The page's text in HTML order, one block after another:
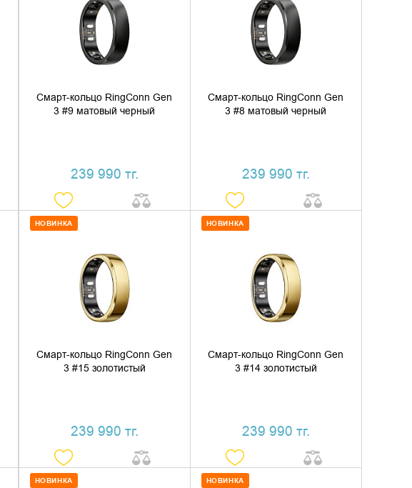
Смарт-кольцо RingConn Gen
3 #9 матовый черный
239 990 тг.
КУПИТЬ В 1 КЛИК
Смарт-кольцо RingConn Gen
3 #8 матовый черный
239 990 тг.
КУПИТЬ В 1 КЛИК
Смарт-кольцо RingConn Gen
3 #15 золотистый
239 990 тг.
НОВИНКА
ДОБАВИТЬ В КОРЗИНУ
КУПИТЬ В 1 КЛИК
Смарт-кольцо RingConn Gen
3 #14 золотистый
239 990 тг.
НОВИНКА
ДОБАВИТЬ В КОРЗИНУ
КУПИТЬ В 1 КЛИК
НОВИНКА НОВИНКА